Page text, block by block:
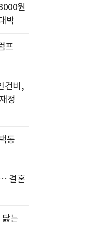
원
박
프
건비,
정
동
결혼
는